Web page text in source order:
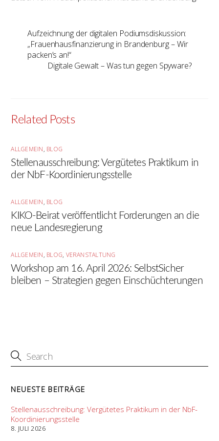
Aufzeichnung der digitalen Podiumsdiskussion:
„Frauenhausfinanzierung in Brandenburg – Wir
packen’s an!“
Digitale Gewalt – Was tun gegen Spyware?
Related Posts
ALLGEMEIN, BLOG
Stellenausschreibung: Vergütetes Praktikum in
der NbF-Koordinierungsstelle
ALLGEMEIN, BLOG
KIKO-Beirat veröffentlicht Forderungen an die
neue Landesregierung
ALLGEMEIN, BLOG, VERANSTALTUNG
Workshop am 16. April 2026: SelbstSicher
bleiben – Strategien gegen Einschüchterungen
NEUESTE BEITRÄGE
Stellenausschreibung: Vergütetes Praktikum in der NbF-
Koordinierungsstelle
8. JULI 2026